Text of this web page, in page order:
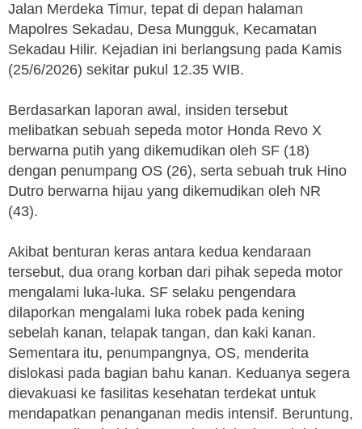
Jalan Merdeka Timur, tepat di depan halaman
Mapolres Sekadau, Desa Mungguk, Kecamatan
Sekadau Hilir. Kejadian ini berlangsung pada Kamis
(25/6/2026) sekitar pukul 12.35 WIB.
Berdasarkan laporan awal, insiden tersebut
melibatkan sebuah sepeda motor Honda Revo X
berwarna putih yang dikemudikan oleh SF (18)
dengan penumpang OS (26), serta sebuah truk Hino
Dutro berwarna hijau yang dikemudikan oleh NR
(43).
Akibat benturan keras antara kedua kendaraan
tersebut, dua orang korban dari pihak sepeda motor
mengalami luka-luka. SF selaku pengendara
dilaporkan mengalami luka robek pada kening
sebelah kanan, telapak tangan, dan kaki kanan.
Sementara itu, penumpangnya, OS, menderita
dislokasi pada bagian bahu kanan. Keduanya segera
dievakuasi ke fasilitas kesehatan terdekat untuk
mendapatkan penanganan medis intensif. Beruntung,